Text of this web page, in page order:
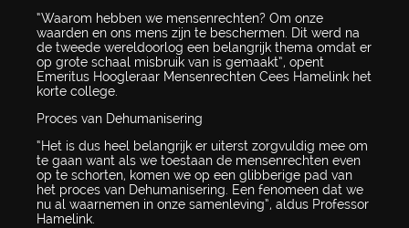
“Waarom hebben we mensenrechten? Om onze
waarden en ons mens zijn te beschermen. Dit werd na
de tweede wereldoorlog een belangrijk thema omdat er
op grote schaal misbruik van is gemaakt”, opent
Emeritus Hoogleraar Mensenrechten Cees Hamelink het
korte college.
Proces van Dehumanisering
“Het is dus heel belangrijk er uiterst zorgvuldig mee om
te gaan want als we toestaan de mensenrechten even
op te schorten, komen we op een glibberige pad van
het proces van Dehumanisering. Een fenomeen dat we
nu al waarnemen in onze samenleving”, aldus Professor
Hamelink.